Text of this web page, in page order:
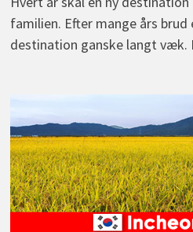
familien. Efter mange års
destination ganske langt